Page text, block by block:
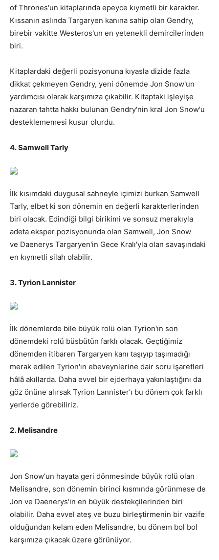
of Thrones'un kitaplarında epeyce kıymetli bir karakter.
Kıssanın aslında Targaryen kanına sahip olan Gendry,
birebir vakitte Westeros'un en yetenekli demircilerinden
biri.
Kitaplardaki değerli pozisyonuna kıyasla dizide fazla
dikkat çekmeyen Gendry, yeni dönemde Jon Snow'un
yardımcısı olarak karşımıza çıkabilir. Kitaptaki işleyişe
nazaran tahtta hakkı bulunan Gendry'nin kral Jon Snow'u
desteklememesi kusur olurdu.
4. Samwell Tarly
İlk kısımdaki duygusal sahneyle içimizi burkan Samwell
Tarly, elbet ki son dönemin en değerli karakterlerinden
biri olacak. Edindiği bilgi birikimi ve sonsuz merakıyla
adeta eksper pozisyonunda olan Samwell, Jon Snow
ve Daenerys Targaryen'in Gece Kralı'yla olan savaşındaki
en kıymetli silah olabilir.
3. Tyrion Lannister
İlk dönemlerde bile büyük rolü olan Tyrion'ın son
dönemdeki rolü büsbütün farklı olacak. Geçtiğimiz
dönemden itibaren Targaryen kanı taşıyıp taşımadığı
merak edilen Tyrion'ın ebeveynlerine dair soru işaretleri
hâlâ akıllarda. Daha evvel bir ejderhaya yakınlaştığını da
göz önüne alırsak Tyrion Lannister'ı bu dönem çok farklı
yerlerde görebiliriz.
2. Melisandre
Jon Snow'un hayata geri dönmesinde büyük rolü olan
Melisandre, son dönemin birinci kısmında görünmese de
Jon ve Daenerys'in en büyük destekçilerinden biri
olabilir. Daha evvel ateş ve buzu birleştirmenin bir vazife
olduğundan kelam eden Melisandre, bu dönem bol bol
karşımıza çıkacak üzere görünüyor.